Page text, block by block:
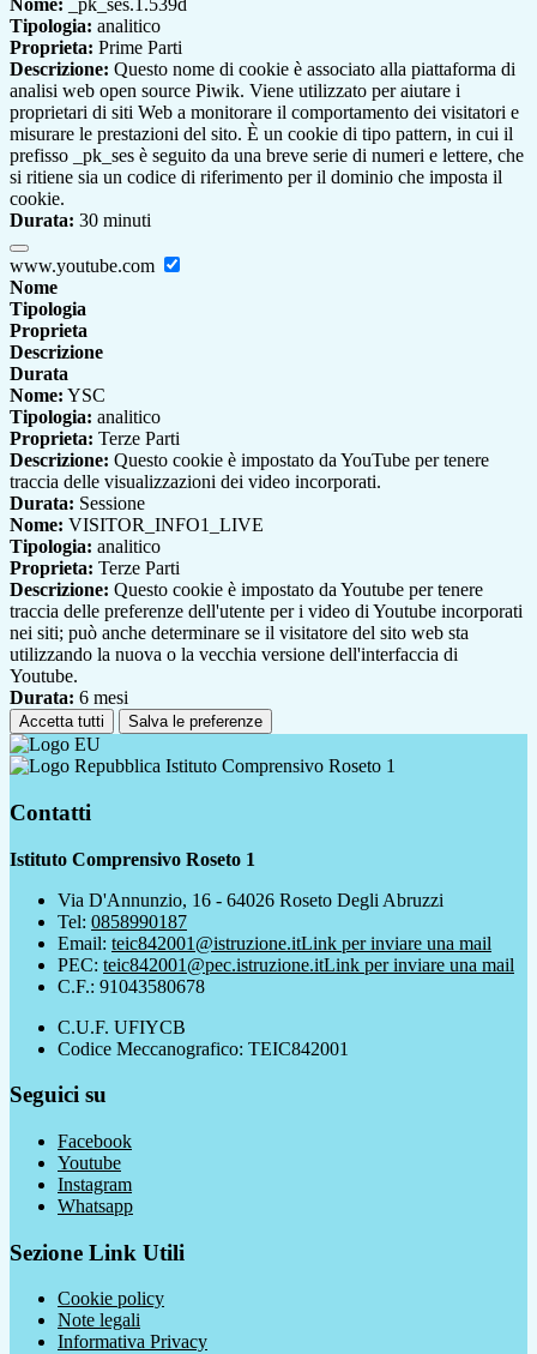
Nome: _pk_ses.1.539d
Tipologia: analitico
Proprieta: Prime Parti
Descrizione: Questo nome di cookie è associato alla piattaforma di
analisi web open source Piwik. Viene utilizzato per aiutare i
proprietari di siti Web a monitorare il comportamento dei visitatori e
misurare le prestazioni del sito. È un cookie di tipo pattern, in cui il
prefisso _pk_ses è seguito da una breve serie di numeri e lettere, che
si ritiene sia un codice di riferimento per il dominio che imposta il
cookie.
Durata: 30 minuti
www.youtube.com
Nome
Tipologia
Proprieta
Descrizione
Durata
Nome: YSC
Tipologia: analitico
Proprieta: Terze Parti
Descrizione: Questo cookie è impostato da YouTube per tenere
traccia delle visualizzazioni dei video incorporati.
Durata: Sessione
Nome: VISITOR_INFO1_LIVE
Tipologia: analitico
Proprieta: Terze Parti
Descrizione: Questo cookie è impostato da Youtube per tenere
traccia delle preferenze dell'utente per i video di Youtube incorporati
nei siti; può anche determinare se il visitatore del sito web sta
utilizzando la nuova o la vecchia versione dell'interfaccia di
Youtube.
Durata: 6 mesi
Accetta tutti Salva le preferenze
Istituto Comprensivo Roseto 1
Contatti
Istituto Comprensivo Roseto 1
Via D'Annunzio, 16 - 64026 Roseto Degli Abruzzi
Tel: 0858990187
Email: teic842001@istruzione.itLink per inviare una mail
PEC: teic842001@pec.istruzione.itLink per inviare una mail
C.F.: 91043580678
C.U.F. UFIYCB
Codice Meccanografico: TEIC842001
Seguici su
Facebook
Youtube
Instagram
Whatsapp
Sezione Link Utili
Cookie policy
Note legali
Informativa Privacy